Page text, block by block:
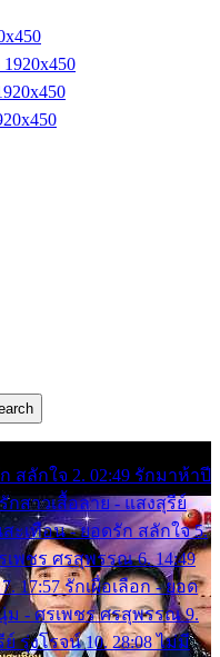
สลักใจ 2. 02:49 รักมาห้าปี
กสาวเสื้อลาย - แสงสุรีย์
ะเทือน - ยอดรัก สลักใจ 5.
พชร ศรสุพรรณ 6. 14:49
17:57 รักเผื่อเลือก - ยอด
ม - ศรเพชร ศรสุพรรณ 9.
รุ่งโรจน์ 10. 28:08 ไม่มี